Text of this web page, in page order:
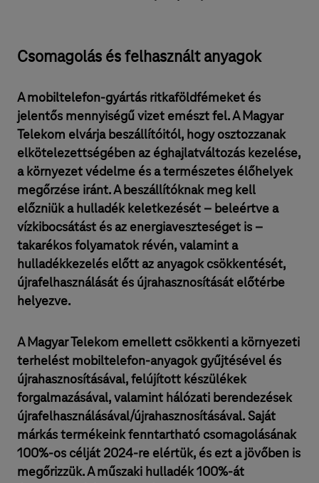
Csomagolás és felhasznált anyagok
A mobiltelefon-gyártás ritkaföldfémeket és
jelentős mennyiségű vizet emészt fel. A Magyar
Telekom elvárja beszállítóitól, hogy osztozzanak
elkötelezettségében az éghajlatváltozás kezelése,
a környezet védelme és a természetes élőhelyek
megőrzése iránt. A beszállítóknak meg kell
előzniük a hulladék keletkezését – beleértve a
vízkibocsátást és az energiaveszteséget is –
takarékos folyamatok révén, valamint a
hulladékkezelés előtt az anyagok csökkentését,
újrafelhasználását és újrahasznosítását előtérbe
helyezve.
A Magyar Telekom emellett csökkenti a környezeti
terhelést mobiltelefon-anyagok gyűjtésével és
újrahasznosításával, felújított készülékek
forgalmazásával, valamint hálózati berendezések
újrafelhasználásával/újrahasznosításával. Saját
márkás termékeink fenntartható csomagolásának
100%-os célját 2024-re elértük, és ezt a jövőben is
megőrizzük. A műszaki hulladék 100%-át